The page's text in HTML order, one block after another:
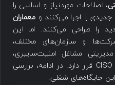
، اصلاحات موردنیاز و اساسی را
را اجرا می‌کنند و معماران
را طراحی می‌کنند. اما این
و سازمان‌های مختلف،
مشاغل امنیت‌سایبری،
مدیر ارشد امنیت اطلاعات یا CISO قرار دارد. در ادامه، بررسی
جایگاه‌های شغلی.